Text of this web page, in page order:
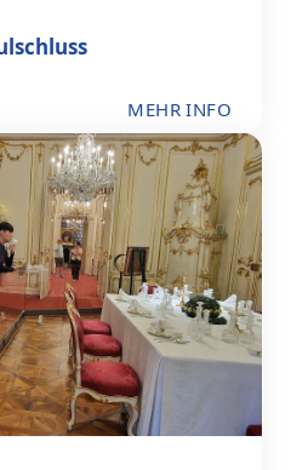
MEHR INFO